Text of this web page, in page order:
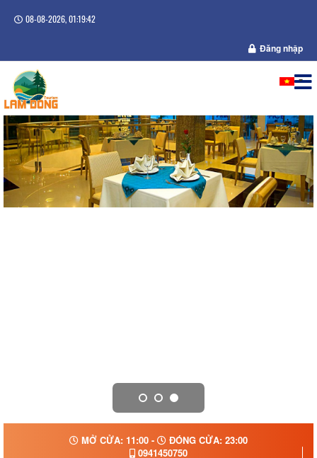
08-08-2026, 01:19:42
Đăng nhập
MỞ CỬA: 11:00 -
ĐÓNG CỬA: 23:00
0941450750